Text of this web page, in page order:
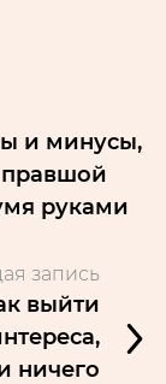
и минусы,
руками
запись
выйти
ничего